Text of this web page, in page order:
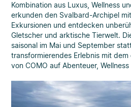
Kombination aus Luxus, Wellness
erkunden den Svalbard-Archipel
Exkursionen und entdecken
Gletscher und arktische Tierwelt.
saisonal im Mai und September
transformierendes Erlebnis mit
von COMO auf Abenteuer,